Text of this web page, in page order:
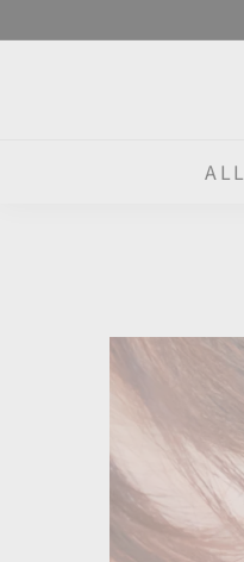
to
ALL